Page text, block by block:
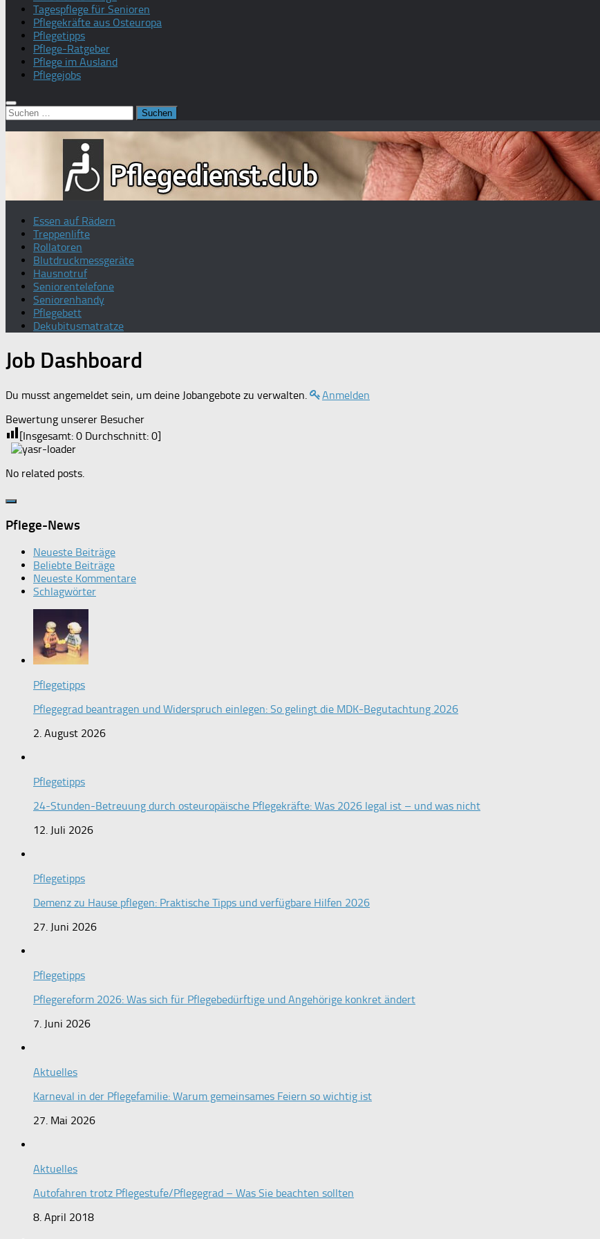
Tagespflege für Senioren
Pflegekräfte aus Osteuropa
Pflegetipps
Pflege-Ratgeber
Pflege im Ausland
Pflegejobs
Suchen
nach:
Essen auf Rädern
Treppenlifte
Rollatoren
Blutdruckmessgeräte
Hausnotruf
Seniorentelefone
Seniorenhandy
Pflegebett
Dekubitusmatratze
Job Dashboard
Du musst angemeldet sein, um deine Jobangebote zu verwalten.
Anmelden
Bewertung unserer Besucher
[Insgesamt: 0 Durchschnitt: 0]
No related posts.
Pflege-News
Neueste Beiträge
Beliebte Beiträge
Neueste Kommentare
Schlagwörter
Pflegetipps
Pflegegrad beantragen und Widerspruch einlegen: So gelingt die MDK-Begutachtung 2026
2. August 2026
Pflegetipps
24-Stunden-Betreuung durch osteuropäische Pflegekräfte: Was 2026 legal ist – und was nicht
12. Juli 2026
Pflegetipps
Demenz zu Hause pflegen: Praktische Tipps und verfügbare Hilfen 2026
27. Juni 2026
Pflegetipps
Pflegereform 2026: Was sich für Pflegebedürftige und Angehörige konkret ändert
7. Juni 2026
Aktuelles
Karneval in der Pflegefamilie: Warum gemeinsames Feiern so wichtig ist
27. Mai 2026
Aktuelles
Autofahren trotz Pflegestufe/Pflegegrad – Was Sie beachten sollten
8. April 2018